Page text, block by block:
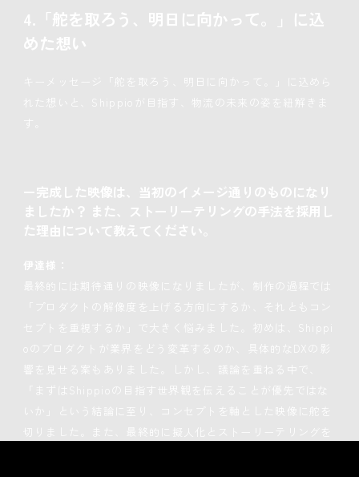
4.「舵を取ろう、明日に向かって。」に込
めた想い
キーメッセージ「舵を取ろう、明日に向かって。」に込めら
れた想いと、Shippioが目指す、物流の未来の姿を紐解きま
す。
ー完成した映像は、当初のイメージ通りのものになり
ましたか？ また、ストーリーテリングの手法を採用し
た理由について教えてください。
伊達様：
最終的には期待通りの映像になりましたが、制作の過程では
「プロダクトの解像度を上げる方向にするか、それともコン
セプトを重視するか」で大きく悩みました。初めは、Shippi
oのプロダクトが業界をどう変革するのか、具体的なDXの影
響を見せる案もありました。しかし、議論を重ねる中で、
「まずはShippioの目指す世界観を伝えることが優先ではな
いか」という結論に至り、コンセプトを軸とした映像に舵を
切りました。また、最終的に擬人化とストーリーテリングを